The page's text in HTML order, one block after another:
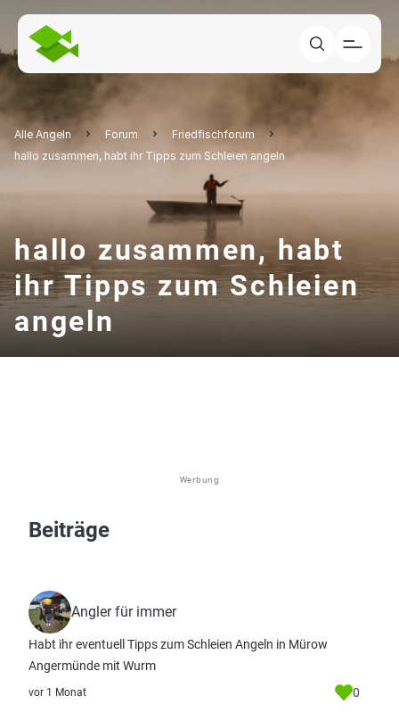
Alle Angeln Forum
Friedfischforum
hallo zusammen, habt ihr Tipps zum Schleien angeln
hallo zusammen, habt
ihr Tipps zum Schleien
angeln
Werbung
Beiträge
Angler für immer
Habt ihr eventuell Tipps zum Schleien Angeln in Mürow
Angermünde mit Wurm
vor 1 Monat 0